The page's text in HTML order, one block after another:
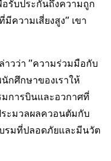
อรับประกันถึงความถูก
ความเสี่ยงสูง" เขา
าวว่า "ความร่วมมือกับ
กศึกษาของเราให้
การบินและอวกาศที่
ะมวลผลควอนตัมกับ
รมที่ปลอดภัยและมีนวัต